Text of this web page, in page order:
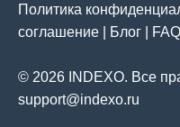
Политика
соглашение
Блог FAQ
© 2026 INDEXO. Все
support@indexo.ru